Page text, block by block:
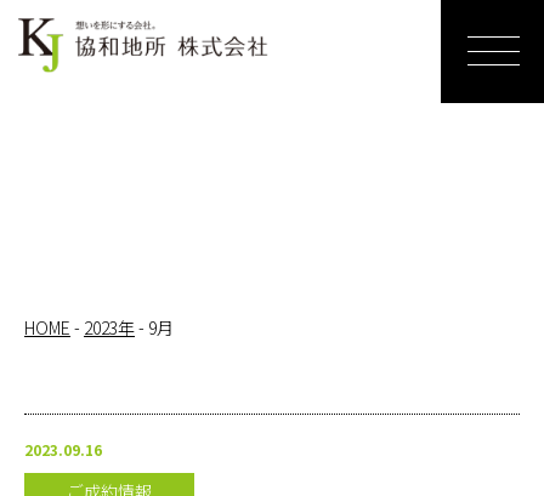
ホーム
HOME - 2023年- 9月
2023.09.16
ご成約情報